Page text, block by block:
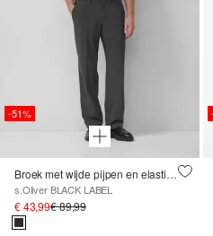
-51%
Broek met wijde pijpen en elastische tailleband van gevlekte stretchstof
s.Oliver BLACK LABEL
€ 43,99€ 89,99